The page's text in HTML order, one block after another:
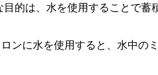
的は、水を使用することで
ンに水を使用すると、水中